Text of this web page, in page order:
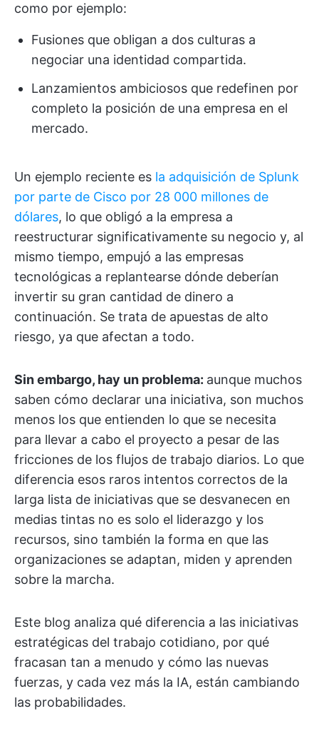
como por ejemplo:
Fusiones que obligan a dos culturas a
negociar una identidad compartida.
Lanzamientos ambiciosos que redefinen por
completo la posición de una empresa en el
mercado.
Un ejemplo reciente es la adquisición de Splunk
por parte de Cisco por 28 000 millones de
dólares, lo que obligó a la empresa a
reestructurar significativamente su negocio y, al
mismo tiempo, empujó a las empresas
tecnológicas a replantearse dónde deberían
invertir su gran cantidad de dinero a
continuación. Se trata de apuestas de alto
riesgo, ya que afectan a todo.
Sin embargo, hay un problema: aunque muchos
saben cómo declarar una iniciativa, son muchos
menos los que entienden lo que se necesita
para llevar a cabo el proyecto a pesar de las
fricciones de los flujos de trabajo diarios. Lo que
diferencia esos raros intentos correctos de la
larga lista de iniciativas que se desvanecen en
medias tintas no es solo el liderazgo y los
recursos, sino también la forma en que las
organizaciones se adaptan, miden y aprenden
sobre la marcha.
Este blog analiza qué diferencia a las iniciativas
estratégicas del trabajo cotidiano, por qué
fracasan tan a menudo y cómo las nuevas
fuerzas, y cada vez más la IA, están cambiando
las probabilidades.